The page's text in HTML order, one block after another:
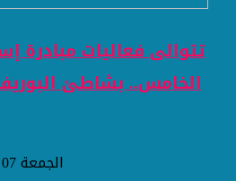
تتوالى فعاليات مبادرة
الخامس.. بشاطئ
الجمعة 07 أغسطس 2026 03:50 صباحاً